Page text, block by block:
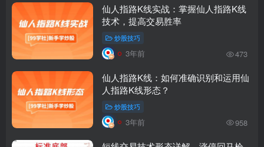
仙人指路K线实战：掌握仙人指路K线
技术，提高交易胜率
炒股技巧
3年前 473
仙人指路K线：如何准确识别和运用仙
人指路K线形态？
炒股技巧
3年前 958